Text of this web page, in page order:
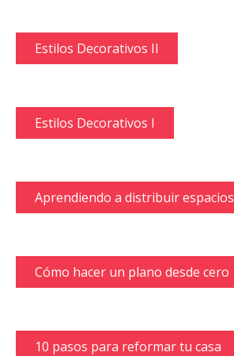
Estilos Decorativos II
Estilos Decorativos I
Aprendiendo a distribuir espacios
Cómo hacer un plano desde cero
10 pasos para reformar tu casa